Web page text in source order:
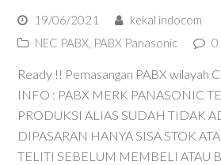
19/06/2021
kekal indocom
NEC PABX, PABX Panasonic 0
Ready !! Pemasangan PABX wilayah
INFO : PABX MERK PANASONIC
PRODUKSI ALIAS SUDAH TIDAK
DIPASARAN HANYA SISA STOK
TELITI SEBELUM MEMBELI ATAU